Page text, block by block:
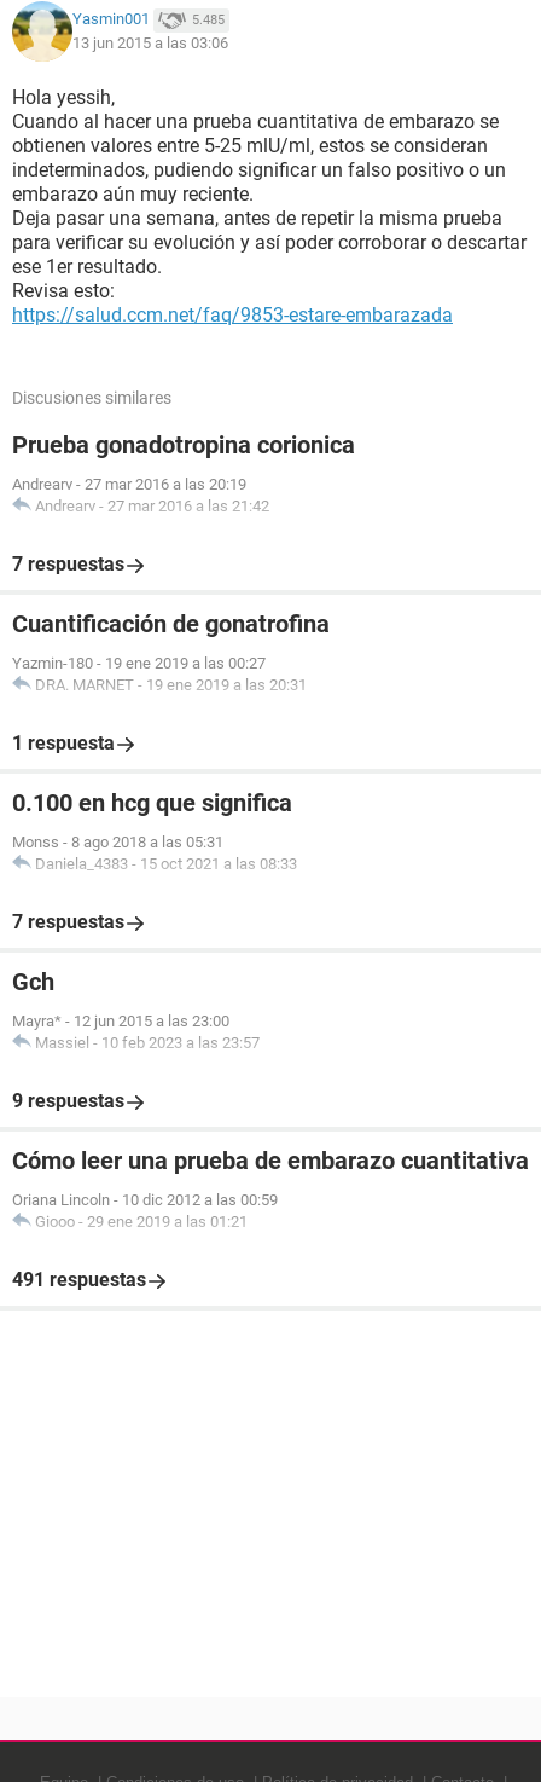
Yasmin001 5.485
13 jun 2015 a las 03:06
Hola yessih,
Cuando al hacer una prueba cuantitativa de embarazo se
obtienen valores entre 5-25 mlU/ml, estos se consideran
indeterminados, pudiendo significar un falso positivo o un
embarazo aún muy reciente.
Deja pasar una semana, antes de repetir la misma prueba
para verificar su evolución y así poder corroborar o descartar
ese 1er resultado.
Revisa esto:
https://salud.ccm.net/faq/9853-estare-embarazada
Discusiones similares
Prueba gonadotropina corionica
Andrearv - 27 mar 2016 a las 20:19
Andrearv - 27 mar 2016 a las 21:42
7 respuestas
Cuantificación de gonatrofina
Yazmin-180 - 19 ene 2019 a las 00:27
DRA. MARNET - 19 ene 2019 a las 20:31
1 respuesta
0.100 en hcg que significa
Monss - 8 ago 2018 a las 05:31
Daniela_4383 - 15 oct 2021 a las 08:33
7 respuestas
Gch
Mayra* - 12 jun 2015 a las 23:00
Massiel - 10 feb 2023 a las 23:57
9 respuestas
Cómo leer una prueba de embarazo cuantitativa
Oriana Lincoln - 10 dic 2012 a las 00:59
Giooo - 29 ene 2019 a las 01:21
491 respuestas